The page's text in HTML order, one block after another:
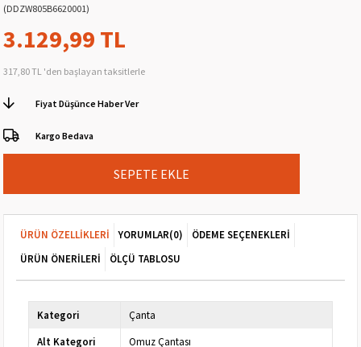
(DDZW805B6620001)
3.129,99 TL
317,80 TL 'den başlayan taksitlerle
Fiyat Düşünce Haber Ver
Kargo Bedava
ÜRÜN ÖZELLIKLERI YORUMLAR(0)
ÖDEME SEÇENEKLERI
ÜRÜN ÖNERILERI
ÖLÇÜ TABLOSU
Kategori
Çanta
Alt Kategori
Omuz Çantası